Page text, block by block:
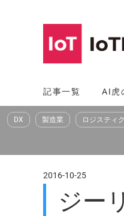
へ
ス
記事一覧 AI虎
DX 製造業 ロジスティ
2016-10-25
ジー